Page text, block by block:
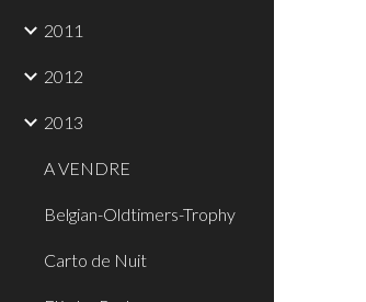
2011
2012
2013
A VENDRE
Belgian-Oldtimers-Trophy
Carto de Nuit